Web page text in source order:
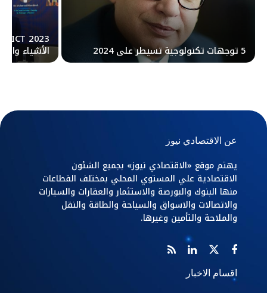
5 توجهات تكنولوجية تسيطر علي 2024 الأشياء
معالجة
عن الاقتصادي نيوز
يهتم موقع «الاقتصادي نيوز» بجميع الشئون
الاقتصادية علي المستوي المحلي بمختلف القطاعات
منها البنوك والبورصة والاستثمار والعقارات والسيارات
والاتصالات والاسواق والسياحة والطاقة والنقل
والملاحة والتأمين وغيرها.
اقسام الاخبار